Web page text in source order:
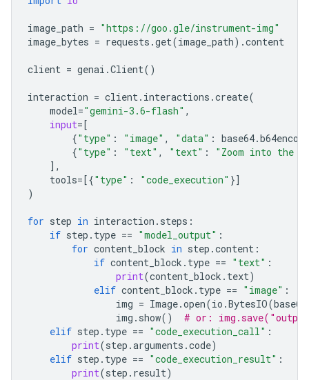
image_path = "https://goo.gle/instrument-img"
image_bytes = requests .get(image_path) .content
client = genai .Client()
interaction = client. interactions .create(
model="gemini-3.6-flash" ,
input=[
{"type" : "image" , "data" : base64.b64encode
{"type" : "text" , "text" :
"Zoom into the
],
tools=[{"type" : "code_execution" }]
)
for step in interaction . steps :
if step . type == "model_output" :
for content_block in step .content :
if content_block . type == "text" :
print(content_block . text)
elif content_block . type == "image" :
img = Image.open(io .BytesIO(base64
img . show()
# or:
elif step . type == "code_execution_call" :
print(step .arguments .code)
elif step . type == "code_execution_result" :
print(step . result)